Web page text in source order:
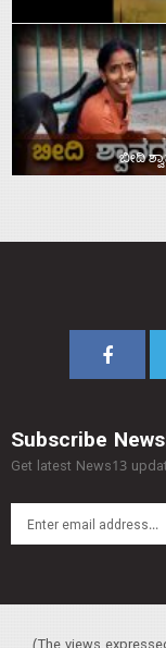
ಬೀದಿ
Subscribe
Get latest News13